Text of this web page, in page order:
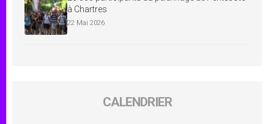
à Chartres
22 Mai 2026
CALENDRIER